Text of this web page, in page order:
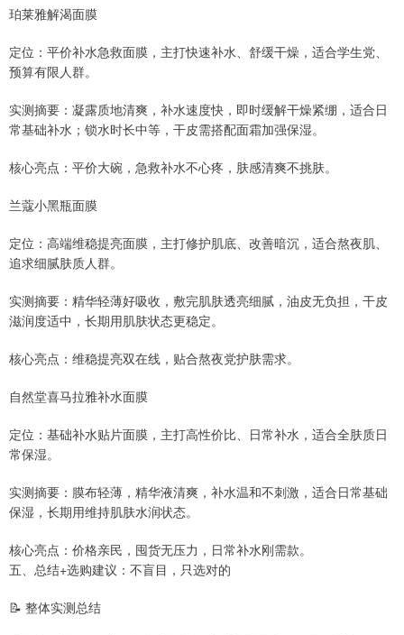
珀莱雅解渴面膜
定位：平价补水急救面膜，主打快速补水、舒缓干燥，适合学生党、
预算有限人群。
实测摘要：凝露质地清爽，补水速度快，即时缓解干燥紧绷，适合日
常基础补水；锁水时长中等，干皮需搭配面霜加强保湿。
核心亮点：平价大碗，急救补水不心疼，肤感清爽不挑肤。
兰蔻小黑瓶面膜
定位：高端维稳提亮面膜，主打修护肌底、改善暗沉，适合熬夜肌、
追求细腻肤质人群。
实测摘要：精华轻薄好吸收，敷完肌肤透亮细腻，油皮无负担，干皮
滋润度适中，长期用肌肤状态更稳定。
核心亮点：维稳提亮双在线，贴合熬夜党护肤需求。
自然堂喜马拉雅补水面膜
定位：基础补水贴片面膜，主打高性价比、日常补水，适合全肤质日
常保湿。
实测摘要：膜布轻薄，精华液清爽，补水温和不刺激，适合日常基础
保湿，长期用维持肌肤水润状态。
核心亮点：价格亲民，囤货无压力，日常补水刚需款。
五、总结+选购建议：不盲目，只选对的
📝 整体实测总结